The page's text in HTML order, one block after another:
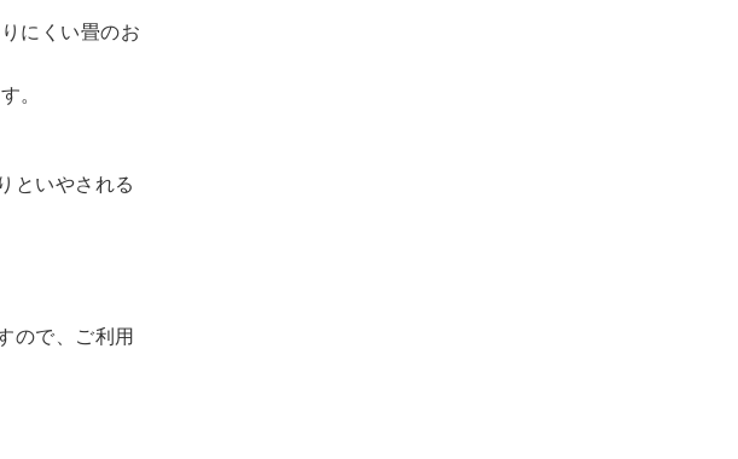
にくい畳のお
。
といやされる
ので、ご利用